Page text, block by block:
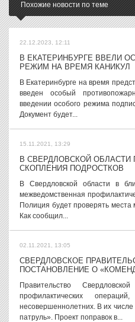
Похожие новости по теме
22.12.2023, 12:11
В ЕКАТЕРИНБУРГЕ ВВЕЛИ
РЕЖИМ НА ВРЕМЯ КАНИКУЛ
В Екатеринбурге на время
введен особый
введении особого режима
Документ будет...
15.11.2021, 13:29
В СВЕРДЛОВСКОЙ
СКОПЛЕНИЯ ПОДРОСТКОВ
В Свердловской области в
межведомственная
Полиция будет проверять места
Как сообщил...
02.11.2021, 13:05
СВЕРДЛОВСКОЕ
ПОСТАНОВЛЕНИЕ О
Правительство
профилактических
несовершеннолетних. В их
патруль». Проект поправок в...